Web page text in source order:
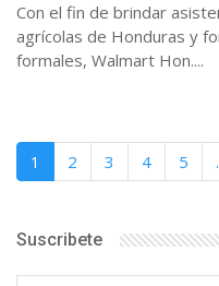
Con el fin de brindar
agrícolas de Honduras y
formales, Walmart Hon....
1 2 3 4 5
Suscribete